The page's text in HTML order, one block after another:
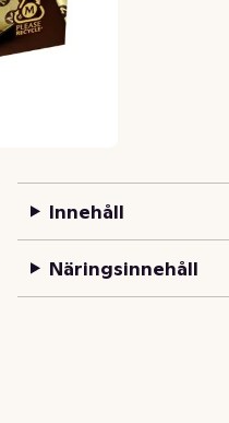
Innehåll
Näringsinnehåll